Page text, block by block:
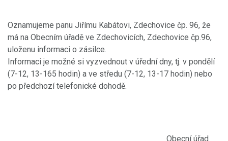
Oznamujeme panu Jiřímu Kabátovi, Zdechovice čp. 96, že
má na Obecním úřadě ve Zdechovicích, Zdechovice čp.96,
uloženu informaci o zásilce.
Informaci je možné si vyzvednout v úřední dny, tj. v pondělí
(7-12, 13-165 hodin) a ve středu (7-12, 13-17 hodin) nebo
po předchozí telefonické dohodě.
Obecní úřad